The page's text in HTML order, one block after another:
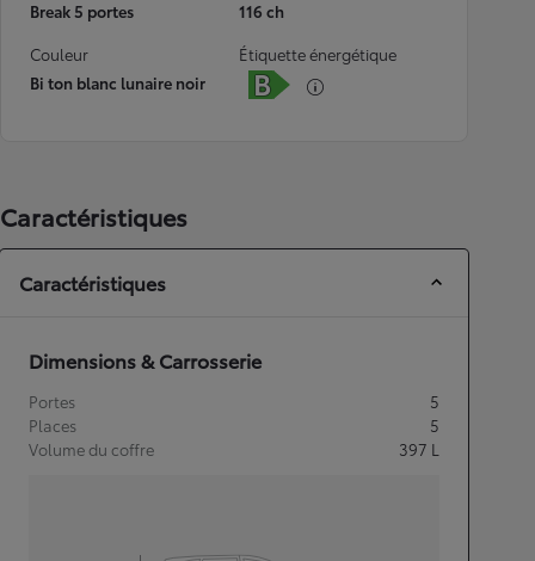
Break 5 portes
116 ch
Couleur
Bi ton blanc lunaire noir
Étiquette énergétique
Caractéristiques
Caractéristiques
Dimensions & Carrosserie
Portes
5
Places
5
Volume du coffre
397 L